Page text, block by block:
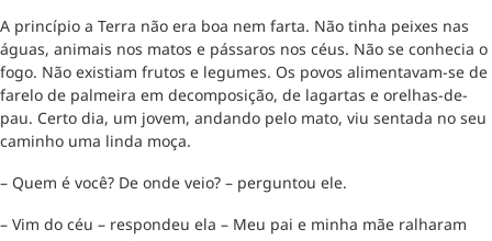
A princípio a Terra não era boa nem farta. Não tinha peixes nas
águas, animais nos matos e pássaros nos céus. Não se conhecia o
fogo. Não existiam frutos e legumes. Os povos alimentavam-se de
farelo de palmeira em decomposição, de lagartas e orelhas-de-
pau. Certo dia, um jovem, andando pelo mato, viu sentada no seu
caminho uma linda moça.
– Quem é você? De onde veio? – perguntou ele.
– Vim do céu – respondeu ela – Meu pai e minha mãe ralharam